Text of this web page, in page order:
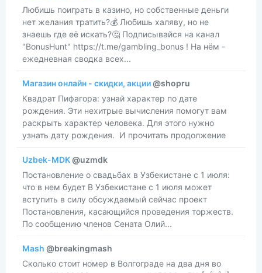
​​Любишь поиграть в казино, но собственные деньги
нет желания тратить?💰 Любишь халяву, но не
знаешь где её искать?🤔 Подписывайся на канал
"BonusHunt" https://t.me/gambling_bonus ! На нём -
ежедневная сводка всех...
Магазин онлайн - скидки, акции@shopru
​​Квадрат Пифагора: узнай характер по дате
рождения. Эти нехитрые вычисления помогут вам
раскрыть характер человека. Для этого нужно
узнать дату рождения. И прочитать продолжение
Uzbek-MDK@uzmdk
Постановление о свадьбах в Узбекистане с 1 июля:
что в нем будет В Узбекистане с 1 июля может
вступить в силу обсуждаемый сейчас проект
Постановления, касающийся проведения торжеств.
По сообщению членов Сената Олий...
Mash @breakingmash
Сколько стоит номер в Волгограде на два дня во